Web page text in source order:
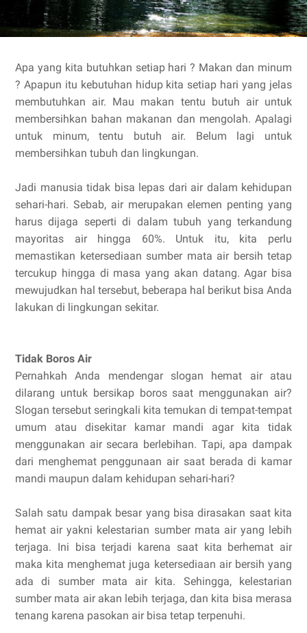
Apa yang kita butuhkan setiap hari ? Makan dan minum
? Apapun itu kebutuhan hidup kita setiap hari yang jelas
membutuhkan air. Mau makan tentu butuh air untuk
membersihkan bahan makanan dan mengolah. Apalagi
untuk minum, tentu butuh air. Belum lagi untuk
membersihkan tubuh dan lingkungan.
Jadi manusia tidak bisa lepas dari air dalam kehidupan
sehari-hari. Sebab, air merupakan elemen penting yang
harus dijaga seperti di dalam tubuh yang terkandung
mayoritas air hingga 60%. Untuk itu, kita perlu
memastikan ketersediaan sumber mata air bersih tetap
tercukup hingga di masa yang akan datang. Agar bisa
mewujudkan hal tersebut, beberapa hal berikut bisa Anda
lakukan di lingkungan sekitar.
Tidak Boros Air
Pernahkah Anda mendengar slogan hemat air atau
dilarang untuk bersikap boros saat menggunakan air?
Slogan tersebut seringkali kita temukan di tempat-tempat
umum atau disekitar kamar mandi agar kita tidak
menggunakan air secara berlebihan. Tapi, apa dampak
dari menghemat penggunaan air saat berada di kamar
mandi maupun dalam kehidupan sehari-hari?
Salah satu dampak besar yang bisa dirasakan saat kita
hemat air yakni kelestarian sumber mata air yang lebih
terjaga. Ini bisa terjadi karena saat kita berhemat air
maka kita menghemat juga ketersediaan air bersih yang
ada di sumber mata air kita. Sehingga, kelestarian
sumber mata air akan lebih terjaga, dan kita bisa merasa
tenang karena pasokan air bisa tetap terpenuhi.